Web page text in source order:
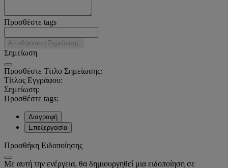
Προσθέστε tags
Αποθήκευση Σημείωσης
Σημείωση
Προσθέστε Τίτλο Σημείωσης:
Τίτλος Εγγράφου:
Σημείωση:
Προσθέστε tags:
Διαγραφή
Επεξεργασία
Προσθήκη Ειδοποίησης
Με αυτή την ενέργεια, θα δημιουργηθεί μια ειδοποίηση σε